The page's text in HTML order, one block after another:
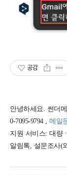
공감
안녕하세요. 썬더
0-7095-9794 , 메일
지원 서비스: 대량
알림톡, 설문조사(